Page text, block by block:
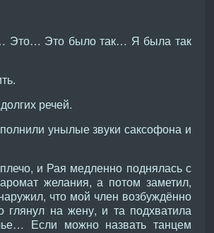
Это… Это было так… Я была так
речей.
унылые звуки саксофона и
и Рая медленно поднялась с
желания, а потом заметил,
что мой член возбуждённо
глянул на жену, и та подхватила
Если можно назвать танцем